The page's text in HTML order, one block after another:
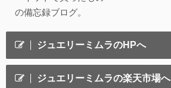
の備忘録ブログ。
ジュエリーミムラのHPへ
ジュエリーミムラの楽天市場へ